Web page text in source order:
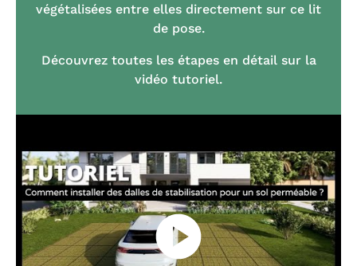
végétalisées entre elles directement sur ce lit
de pose.
Découvrez toutes les étapes en détail sur la
vidéo tutoriel.